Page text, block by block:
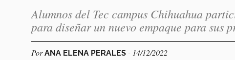
Alumnos del Tec campus Chihuahua
para diseñar un nuevo empaque para sus
PorANA ELENA PERALES - 14/12/2022